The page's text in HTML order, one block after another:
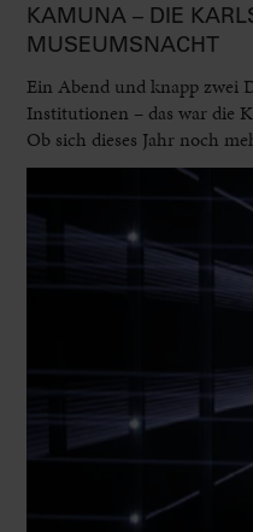
KAMUNA – DIE
MUSEUMSNACHT
Ein Abend und knapp zwei
Institutionen – das war die
Ob sich dieses Jahr noch